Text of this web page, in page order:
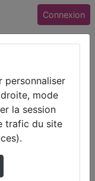
Connexion
Sécurisation …
pour cette vidéo.
personnaliser
mode
la session
trafic du site